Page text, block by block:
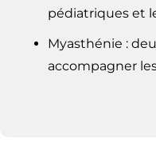
pédiatriques et
Myasthénie :
accompagner